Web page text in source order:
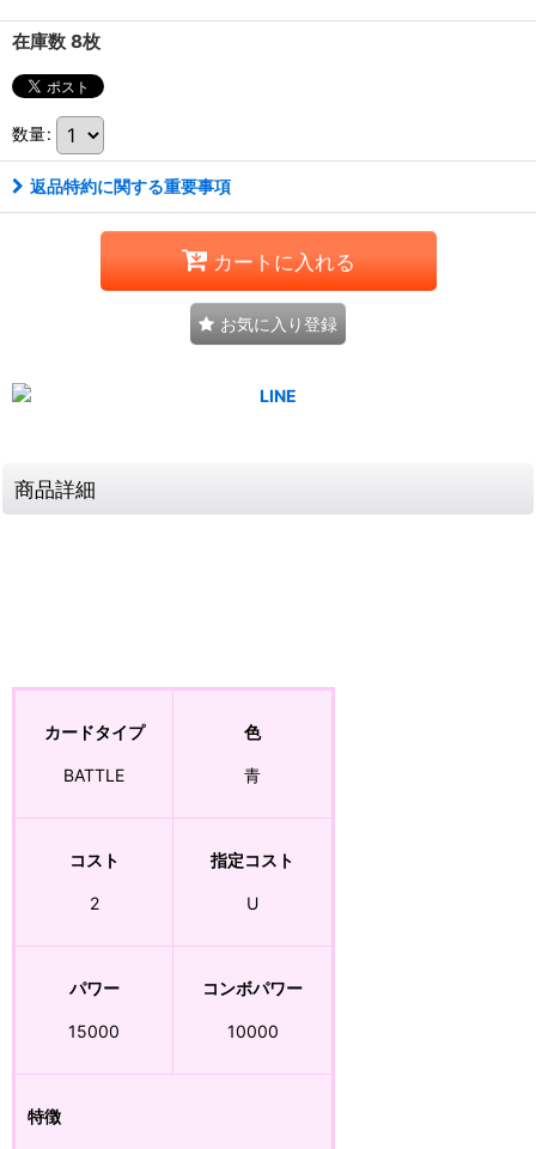
在庫数 8枚
数量:
返品特約に関する重要事項
カートに入れる
お気に入り登録
商品詳細
カードタイプ
BATTLE
色
青
コスト
2
指定コスト
U
パワー
15000
コンボパワー
10000
特徴